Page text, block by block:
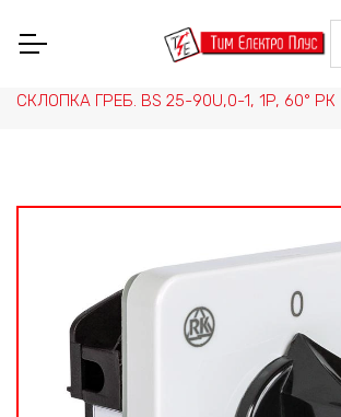
НИСКОНАПОНСКА ОПРЕМА
СКЛОПНА ТЕХНИКА, РЕЛЕИ И ПРЕИНУВАЧИ
СКЛОПКА ГРЕБ. BS 25-90U,0-1, 1P, 60° РК